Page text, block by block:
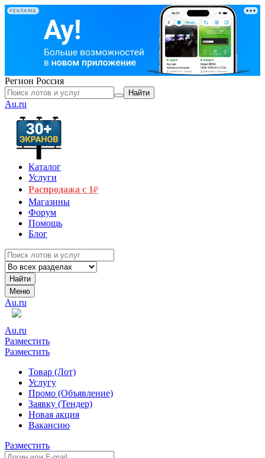
РЕКЛАМА
Регион Россия
Найти
Au.ru
Каталог
Услуги
Распродажа с 1₽
Магазины
Форум
Помощь
Блог
Найти
Меню
Au.ru
Au.ru
Разместить
Разместить
Товар (Лот)
Услугу
Промо (Объявление)
Заявку (Тендер)
Новая акция
Вакансию
Разместить